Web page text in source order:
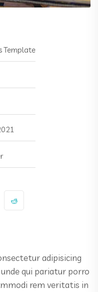
Template
adipisicing
qui pariatur porro
rem veritatis in